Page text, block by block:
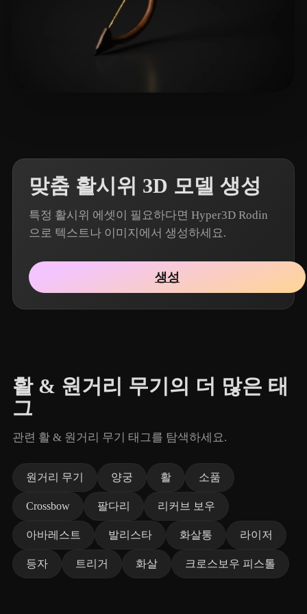
맞춤 활시위 3D 모델 생성
특정 활시위 에셋이 필요하다면 Hyper3D Rodin
으로 텍스트나 이미지에서 생성하세요.
생성
활 & 원거리 무기의 더 많은 태
그
관련 활 & 원거리 무기 태그를 탐색하세요.
원거리 무기 양궁 활 소품
Crossbow 팔다리 리커브 보우
아바레스트 발리스타 화살통 라이저
등자 트리거 화살 크로스보우 피스톨